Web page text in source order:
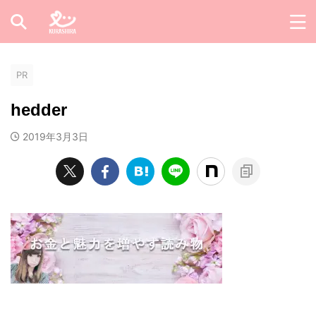
PR
hedder
2019年3月3日